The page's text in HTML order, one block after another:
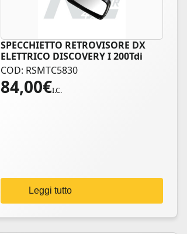
SPECCHIETTO RETROVISORE DX
ELETTRICO DISCOVERY I 200Tdi
COD: RSMTC5830
84,00€I.C.
Leggi tutto